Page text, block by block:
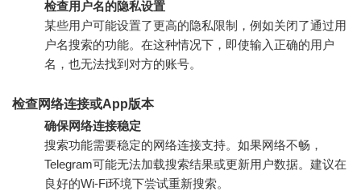
检查用户名的隐私设置
某些用户可能设置了更高的隐私限制，例如关闭了通过用
户名搜索的功能。在这种情况下，即使输入正确的用户
名，也无法找到对方的账号。
检查网络连接或App版本
确保网络连接稳定
搜索功能需要稳定的网络连接支持。如果网络不畅，
Telegram可能无法加载搜索结果或更新用户数据。建议在
良好的Wi-Fi环境下尝试重新搜索。